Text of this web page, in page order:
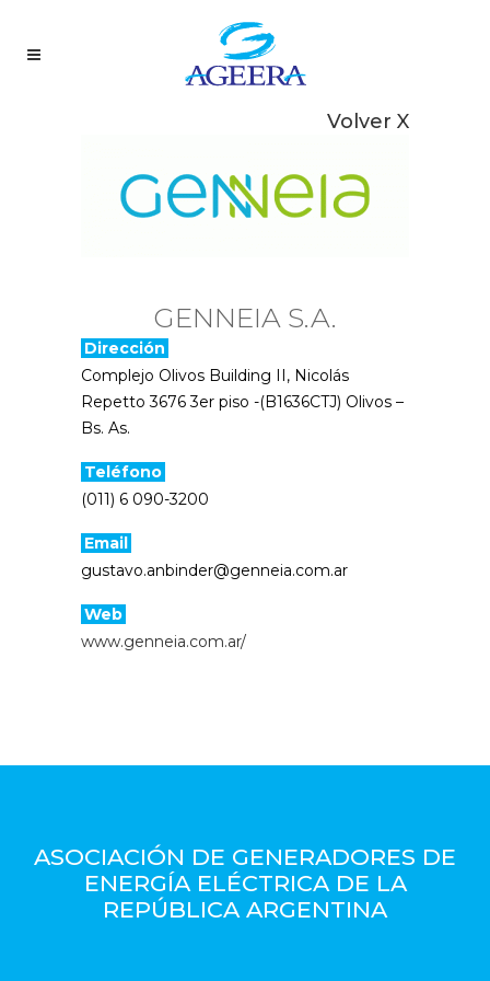
Volver X
GENNEIA S.A.
Dirección
Complejo Olivos Building II, Nicolás
Repetto 3676 3er piso -(B1636CTJ) Olivos –
Bs. As.
Teléfono
(011) 6 090-3200
Email
gustavo.anbinder@genneia.com.ar
Web
www.genneia.com.ar/
ASOCIACIÓN DE GENERADORES DE
ENERGÍA ELÉCTRICA DE LA
REPÚBLICA ARGENTINA